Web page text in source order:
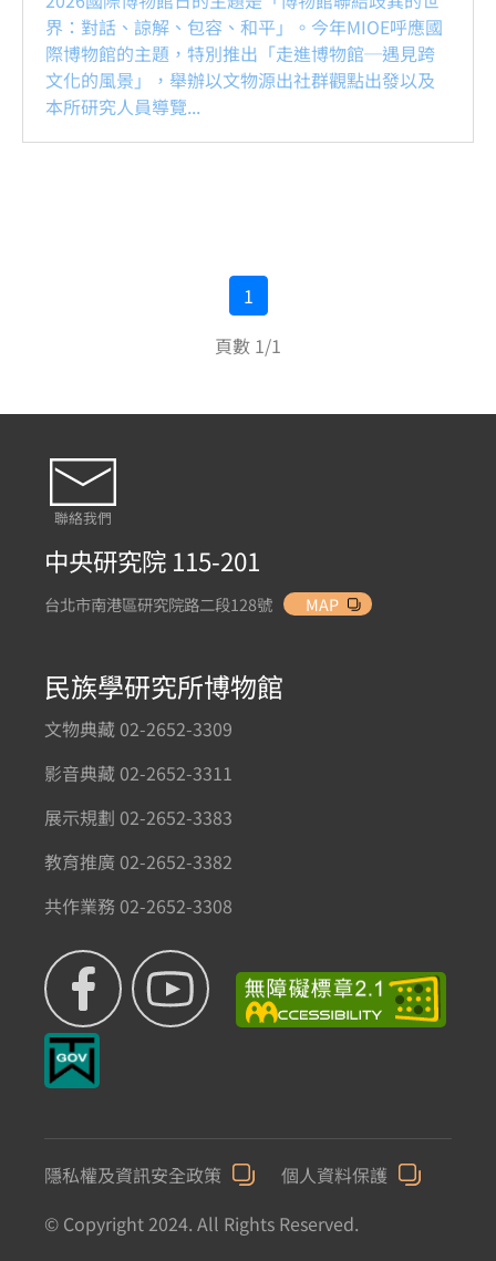
界：對話、諒解、包容、和平」。今年MIOE呼應國
際博物館的主題，特別推出「走進博物館─遇見跨
文化的風景」，舉辦以文物源出社群觀點出發以及
本所研究人員導覽...
1
頁數 1/1
聯絡我們
中央研究院 115-201
台北市南港區研究院路二段128號 MAP
民族學研究所博物館
文物典藏 02-2652-3309
影音典藏 02-2652-3311
展示規劃 02-2652-3383
教育推廣 02-2652-3382
共作業務 02-2652-3308
隱私權及資訊安全政策
個人資料保護
© Copyright 2024. All Rights Reserved.